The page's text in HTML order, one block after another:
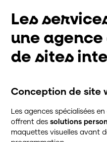
Contact
Les
une
de sites
Conception de site
Les agences spécialisées
offrent dessolutions
maquettes visuelles avant